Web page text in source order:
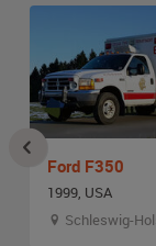
Ford F350
1999, USA
Schleswig-